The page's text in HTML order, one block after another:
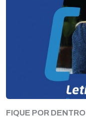
FIQUE POR DENTRO